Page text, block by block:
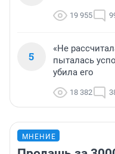
19 955
5
«Не
пыталась
убила его
18 382
МНЕНИЕ